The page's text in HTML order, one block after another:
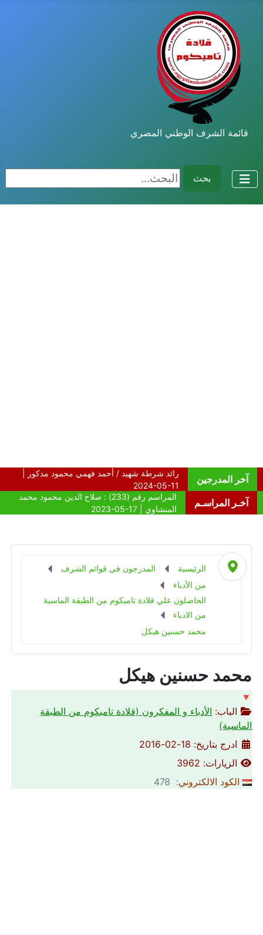
قائمة الشرف الوطني المصري
بحث البحث...
آخر المدرجين
آخـر المراسـم
الرئيسية
المدرجون في قوائم الشرف
من الأدباء
الحاصلون علي قلادة تاميكوم من الطبقة الماسية
من الادباء
محمد حسنين هيكل
محمد حسنين هيكل
🔻
الباب: الأدباء و المفكرون (قلادة تاميكوم من الطبقة
الماسية)
ادرج بتاريخ: 18-02-2016
الزيارات: 3962
الكود الالكتروني: 478